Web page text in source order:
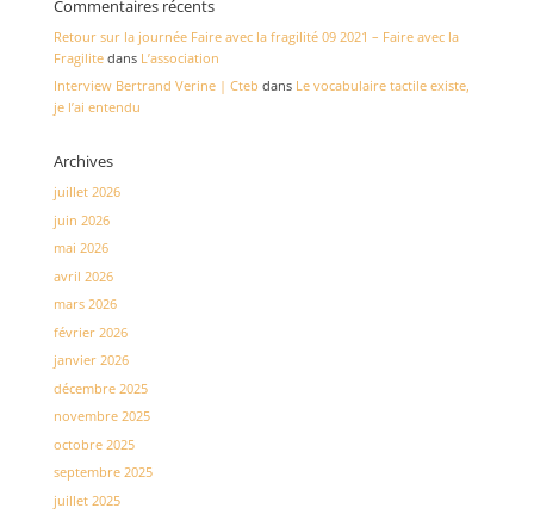
Commentaires récents
Retour sur la journée Faire avec la fragilité 09 2021 – Faire avec la
Fragilitedans L’association
Interview Bertrand Verine | Cteb dans Le vocabulaire tactile existe,
je l’ai entendu
Archives
juillet 2026
juin 2026
mai 2026
avril 2026
mars 2026
février 2026
janvier 2026
décembre 2025
novembre 2025
octobre 2025
septembre 2025
juillet 2025